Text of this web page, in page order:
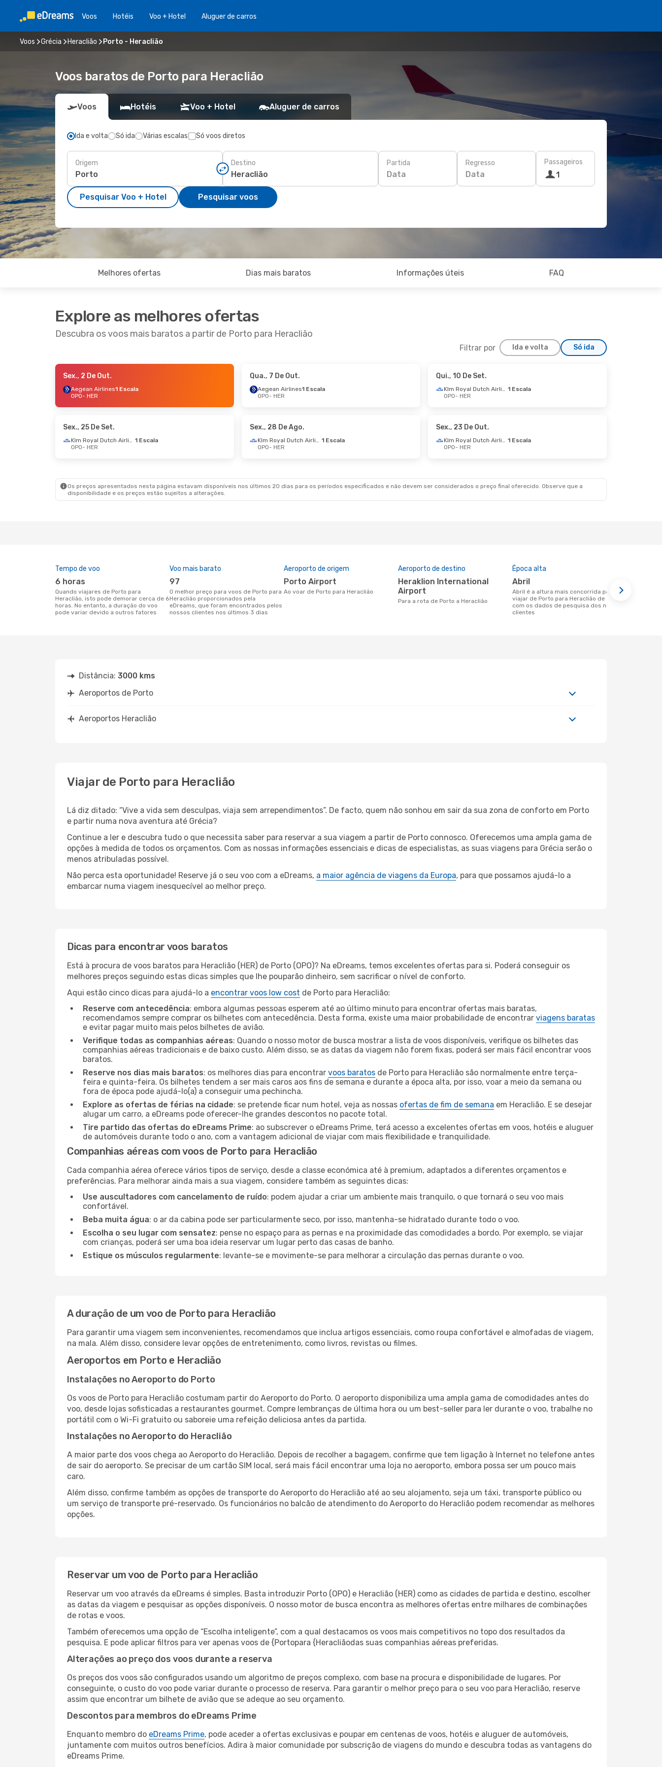
Voos Hotéis Voo + Hotel Aluguer de carros
Voos Grécia Heraclião Porto - Heraclião
Voos baratos de Porto para Heraclião
Voos Hotéis Voo + Hotel Aluguer de carros
Ida e volta Só ida Várias escalas Só voos diretos
Origem Destino Partida
Data
Regresso
Data
Passageiros
1
Pesquisar Voo + Hotel Pesquisar voos
Melhores ofertas Dias mais baratos Informações úteis FAQ
Explore as melhores ofertas
Descubra os voos mais baratos a partir de Porto para Heraclião
Filtrar por Ida e volta Só ida
- Qua., 23 De Set.
Klm Royal Dutch Airlines 1 Escala
- Qui., 8 De Out.
1 Escala
1 Escala
- Seg., 31 De Ago. - Seg., 7 De Set.
HER
- OPO
- Ter., 27 De Out.
HER
- OPO
Sex., 2 De Out.
Aegean Airlines1 Escala
OPO- HER
Qua., 7 De Out.
Aegean Airlines1 Escala
OPO- HER
Qui., 10 De Set.
Klm Royal Dutch Airlines 1 Escala
OPO- HER
Sex., 25 De Set.
Klm Royal Dutch Airlines 1 Escala
OPO- HER
Sex., 28 De Ago.
Klm Royal Dutch Airlines 1 Escala
OPO- HER
Sex., 23 De Out.
Klm Royal Dutch Airlines 1 Escala
OPO- HER
Os preços apresentados nesta página estavam disponíveis nos últimos 20 dias para os períodos especificados e não devem ser considerados o preço final oferecido. Observe que a
disponibilidade e os preços estão sujeitos a alterações.
Tempo de voo
6 horas
Quando viajares de Porto para
Heraclião, isto pode demorar cerca de 6
horas. No entanto, a duração do voo
pode variar devido a outros fatores
Voo mais barato
97
O melhor preço para voos de Porto para
Heraclião proporcionados pela
eDreams, que foram encontrados pelos
nossos clientes nos últimos 3 dias
Aeroporto de origem
Porto Airport
Ao voar de Porto para Heraclião
Aeroporto de destino
Heraklion International
Airport
Para a rota de Porto a Heraclião
Época alta
abril
abril é a altura mais concorrida para
viajar de Porto para Heraclião de acordo
com os dados de pesquisa dos nossos
clientes
Distância: 3000 kms
Aeroportos de Porto
Aeroportos Heraclião
Viajar de Porto para Heraclião
Lá diz ditado: “Vive a vida sem desculpas, viaja sem arrependimentos”. De facto, quem não sonhou em sair da sua zona de conforto em Porto
e partir numa nova aventura até Grécia?
Continue a ler e descubra tudo o que necessita saber para reservar a sua viagem a partir de Porto connosco. Oferecemos uma ampla gama de
opções à medida de todos os orçamentos. Com as nossas informações essenciais e dicas de especialistas, as suas viagens para Grécia serão o
menos atribuladas possível.
Não perca esta oportunidade! Reserve já o seu voo com a eDreams, a maior agência de viagens da Europa, para que possamos ajudá-lo a
embarcar numa viagem inesquecível ao melhor preço.
Dicas para encontrar voos baratos
Está à procura de voos baratos para Heraclião (HER) de Porto (OPO)? Na eDreams, temos excelentes ofertas para si. Poderá conseguir os
melhores preços seguindo estas dicas simples que lhe pouparão dinheiro, sem sacrificar o nível de conforto.
Aqui estão cinco dicas para ajudá-lo a encontrar voos low cost de Porto para Heraclião:
Reserve com antecedência: embora algumas pessoas esperem até ao último minuto para encontrar ofertas mais baratas,
recomendamos sempre comprar os bilhetes com antecedência. Desta forma, existe uma maior probabilidade de encontrar viagens baratas
e evitar pagar muito mais pelos bilhetes de avião.
Verifique todas as companhias aéreas: Quando o nosso motor de busca mostrar a lista de voos disponíveis, verifique os bilhetes das
companhias aéreas tradicionais e de baixo custo. Além disso, se as datas da viagem não forem fixas, poderá ser mais fácil encontrar voos
baratos.
Reserve nos dias mais baratos: os melhores dias para encontrar voos baratos de Porto para Heraclião são normalmente entre terça-
feira e quinta-feira. Os bilhetes tendem a ser mais caros aos fins de semana e durante a época alta, por isso, voar a meio da semana ou
fora de época pode ajudá-lo(a) a conseguir uma pechincha.
Explore as ofertas de férias na cidade: se pretende ficar num hotel, veja as nossas ofertas de fim de semana em Heraclião. E se desejar
alugar um carro, a eDreams pode oferecer-lhe grandes descontos no pacote total.
Tire partido das ofertas do eDreams Prime: ao subscrever o eDreams Prime, terá acesso a excelentes ofertas em voos, hotéis e aluguer
de automóveis durante todo o ano, com a vantagem adicional de viajar com mais flexibilidade e tranquilidade.
Companhias aéreas com voos de Porto para Heraclião
Cada companhia aérea oferece vários tipos de serviço, desde a classe económica até à premium, adaptados a diferentes orçamentos e
preferências. Para melhorar ainda mais a sua viagem, considere também as seguintes dicas:
Use auscultadores com cancelamento de ruído: podem ajudar a criar um ambiente mais tranquilo, o que tornará o seu voo mais
confortável.
Beba muita água: o ar da cabina pode ser particularmente seco, por isso, mantenha-se hidratado durante todo o voo.
Escolha o seu lugar com sensatez: pense no espaço para as pernas e na proximidade das comodidades a bordo. Por exemplo, se viajar
com crianças, poderá ser uma boa ideia reservar um lugar perto das casas de banho.
Estique os músculos regularmente: levante-se e movimente-se para melhorar a circulação das pernas durante o voo.
A duração de um voo de Porto para Heraclião
Para garantir uma viagem sem inconvenientes, recomendamos que inclua artigos essenciais, como roupa confortável e almofadas de viagem,
na mala. Além disso, considere levar opções de entretenimento, como livros, revistas ou filmes.
Aeroportos em Porto e Heraclião
Instalações no Aeroporto do Porto
Os voos de Porto para Heraclião costumam partir do Aeroporto do Porto. O aeroporto disponibiliza uma ampla gama de comodidades antes do
voo, desde lojas sofisticadas a restaurantes gourmet. Compre lembranças de última hora ou um best-seller para ler durante o voo, trabalhe no
portátil com o Wi-Fi gratuito ou saboreie uma refeição deliciosa antes da partida.
Instalações no Aeroporto do Heraclião
A maior parte dos voos chega ao Aeroporto do Heraclião. Depois de recolher a bagagem, confirme que tem ligação à Internet no telefone antes
de sair do aeroporto. Se precisar de um cartão SIM local, será mais fácil encontrar uma loja no aeroporto, embora possa ser um pouco mais
caro.
Além disso, confirme também as opções de transporte do Aeroporto do Heraclião até ao seu alojamento, seja um táxi, transporte público ou
um serviço de transporte pré-reservado. Os funcionários no balcão de atendimento do Aeroporto do Heraclião podem recomendar as melhores
opções.
Reservar um voo de Porto para Heraclião
Reservar um voo através da eDreams é simples. Basta introduzir Porto (OPO) e Heraclião (HER) como as cidades de partida e destino, escolher
as datas da viagem e pesquisar as opções disponíveis. O nosso motor de busca encontra as melhores ofertas entre milhares de combinações
de rotas e voos.
Também oferecemos uma opção de “Escolha inteligente”, com a qual destacamos os voos mais competitivos no topo dos resultados da
pesquisa. E pode aplicar filtros para ver apenas voos de {Portopara {Heracliãodas suas companhias aéreas preferidas.
Alterações ao preço dos voos durante a reserva
Os preços dos voos são configurados usando um algoritmo de preços complexo, com base na procura e disponibilidade de lugares. Por
conseguinte, o custo do voo pode variar durante o processo de reserva. Para garantir o melhor preço para o seu voo para Heraclião, reserve
assim que encontrar um bilhete de avião que se adeque ao seu orçamento.
Descontos para membros do eDreams Prime
Enquanto membro do eDreams Prime, pode aceder a ofertas exclusivas e poupar em centenas de voos, hotéis e aluguer de automóveis,
juntamente com muitos outros benefícios. Adira à maior comunidade por subscrição de viagens do mundo e descubra todas as vantagens do
eDreams Prime.